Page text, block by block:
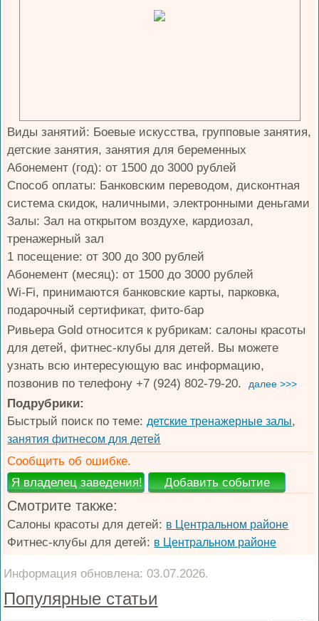
Виды занятий: Боевые искусства, групповые занятия,
детские занятия, занятия для беременных
Абонемент (год): от 1500 до 3000 рублей
Способ оплаты: Банковским переводом, дисконтная
система скидок, наличными, электронными деньгами
Залы: Зал на открытом воздухе, кардиозал,
тренажерный зал
1 посещение: от 300 до 300 рублей
Абонемент (месяц): от 1500 до 3000 рублей
Wi-Fi, принимаются банковские карты, парковка,
подарочный сертификат, фито-бар
Ривьера Gold относится к рубрикам: салоны красоты
для детей, фитнес-клубы для детей. Вы можете
узнать всю интересующую вас информацию,
позвонив по телефону +7 (924) 802-79-20.
далее >>>
Подрубрики:
Быстрый поиск по теме:детские тренажерные залы,
занятия фитнесом для детей
Сообщить об ошибке.
Смотрите также:
Салоны красоты для детей: в Центральном районе
Фитнес-клубы для детей: в Центральном районе
Информация обновлена: 03.07.2026.
Популярные статьи